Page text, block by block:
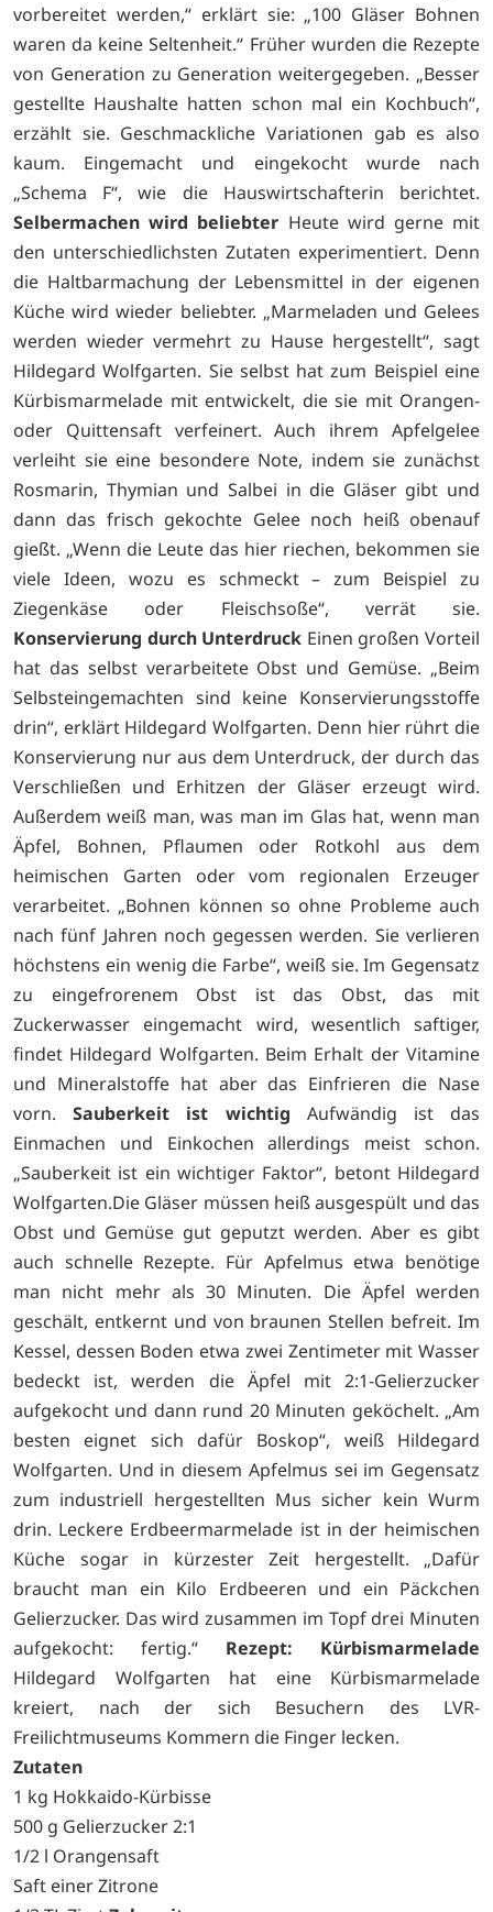
vorbereitet werden,“ erklärt sie: „100 Gläser Bohnen
waren da keine Seltenheit.“ Früher wurden die Rezepte
von Generation zu Generation weitergegeben. „Besser
gestellte Haushalte hatten schon mal ein Kochbuch“,
erzählt sie. Geschmackliche Variationen gab es also
kaum. Eingemacht und eingekocht wurde nach
„Schema F“, wie die Hauswirtschafterin berichtet.
Selbermachen wird beliebter Heute wird gerne mit
den unterschiedlichsten Zutaten experimentiert. Denn
die Haltbarmachung der Lebensmittel in der eigenen
Küche wird wieder beliebter. „Marmeladen und Gelees
werden wieder vermehrt zu Hause hergestellt“, sagt
Hildegard Wolfgarten. Sie selbst hat zum Beispiel eine
Kürbismarmelade mit entwickelt, die sie mit Orangen-
oder Quittensaft verfeinert. Auch ihrem Apfelgelee
verleiht sie eine besondere Note, indem sie zunächst
Rosmarin, Thymian und Salbei in die Gläser gibt und
dann das frisch gekochte Gelee noch heiß obenauf
gießt. „Wenn die Leute das hier riechen, bekommen sie
viele Ideen, wozu es schmeckt – zum Beispiel zu
Ziegenkäse oder Fleischsoße“, verrät sie.
Konservierung durch Unterdruck Einen großen Vorteil
hat das selbst verarbeitete Obst und Gemüse. „Beim
Selbsteingemachten sind keine Konservierungsstoffe
drin“, erklärt Hildegard Wolfgarten. Denn hier rührt die
Konservierung nur aus dem Unterdruck, der durch das
Verschließen und Erhitzen der Gläser erzeugt wird.
Außerdem weiß man, was man im Glas hat, wenn man
Äpfel, Bohnen, Pflaumen oder Rotkohl aus dem
heimischen Garten oder vom regionalen Erzeuger
verarbeitet. „Bohnen können so ohne Probleme auch
nach fünf Jahren noch gegessen werden. Sie verlieren
höchstens ein wenig die Farbe“, weiß sie. Im Gegensatz
zu eingefrorenem Obst ist das Obst, das mit
Zuckerwasser eingemacht wird, wesentlich saftiger,
findet Hildegard Wolfgarten. Beim Erhalt der Vitamine
und Mineralstoffe hat aber das Einfrieren die Nase
vorn.Sauberkeit ist wichtig Aufwändig ist das
Einmachen und Einkochen allerdings meist schon.
„Sauberkeit ist ein wichtiger Faktor“, betont Hildegard
Wolfgarten.Die Gläser müssen heiß ausgespült und das
Obst und Gemüse gut geputzt werden. Aber es gibt
auch schnelle Rezepte. Für Apfelmus etwa benötige
man nicht mehr als 30 Minuten. Die Äpfel werden
geschält, entkernt und von braunen Stellen befreit. Im
Kessel, dessen Boden etwa zwei Zentimeter mit Wasser
bedeckt ist, werden die Äpfel mit 2:1-Gelierzucker
aufgekocht und dann rund 20 Minuten geköchelt. „Am
besten eignet sich dafür Boskop“, weiß Hildegard
Wolfgarten. Und in diesem Apfelmus sei im Gegensatz
zum industriell hergestellten Mus sicher kein Wurm
drin. Leckere Erdbeermarmelade ist in der heimischen
Küche sogar in kürzester Zeit hergestellt. „Dafür
braucht man ein Kilo Erdbeeren und ein Päckchen
Gelierzucker. Das wird zusammen im Topf drei Minuten
aufgekocht: fertig.“ Rezept: Kürbismarmelade
Hildegard Wolfgarten hat eine Kürbismarmelade
kreiert, nach der sich Besuchern des LVR-
Freilichtmuseums Kommern die Finger lecken.
Zutaten
1 kg Hokkaido-Kürbisse
500 g Gelierzucker 2:1
1/2 l Orangensaft
Saft einer Zitrone